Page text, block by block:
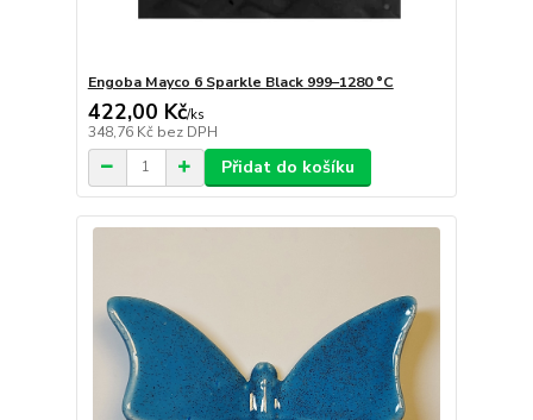
Engoba Mayco 6 Sparkle Black 999–1280 °C
422,00 Kč/ks
348,76 Kč bez DPH
Přidat do košíku